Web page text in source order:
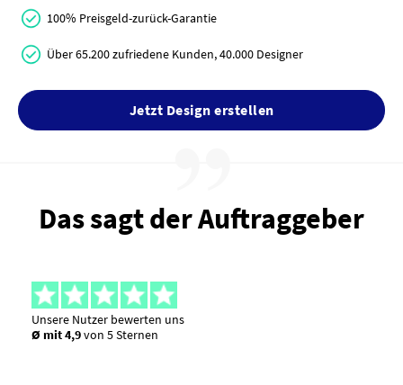
100% Preisgeld-zurück-Garantie
Über 65.200 zufriedene Kunden, 40.000 Designer
Jetzt Design erstellen
Das sagt der Auftraggeber
Unsere Nutzer bewerten uns
Ø mit 4,9von 5 Sternen